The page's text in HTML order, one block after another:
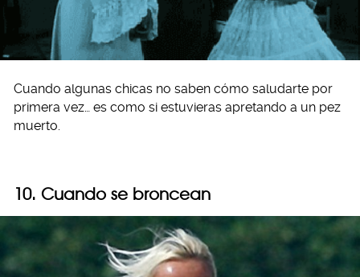
Cuando algunas chicas no saben cómo saludarte por
primera vez… es como si estuvieras apretando a un pez
muerto.
10. Cuando se broncean